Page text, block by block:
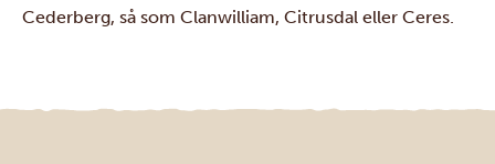
Cederberg, så som Clanwilliam, Citrusdal eller Ceres.